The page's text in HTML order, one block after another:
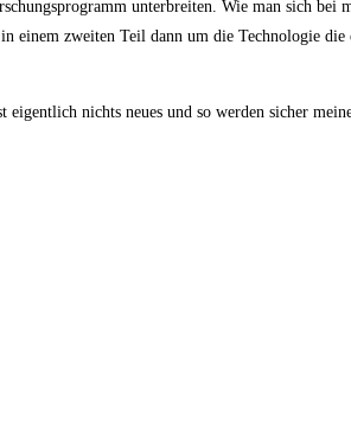
unterbreiten. Wie man sich bei
einem zweiten Teil dann um die Technologie
nichts neues und so werden sicher